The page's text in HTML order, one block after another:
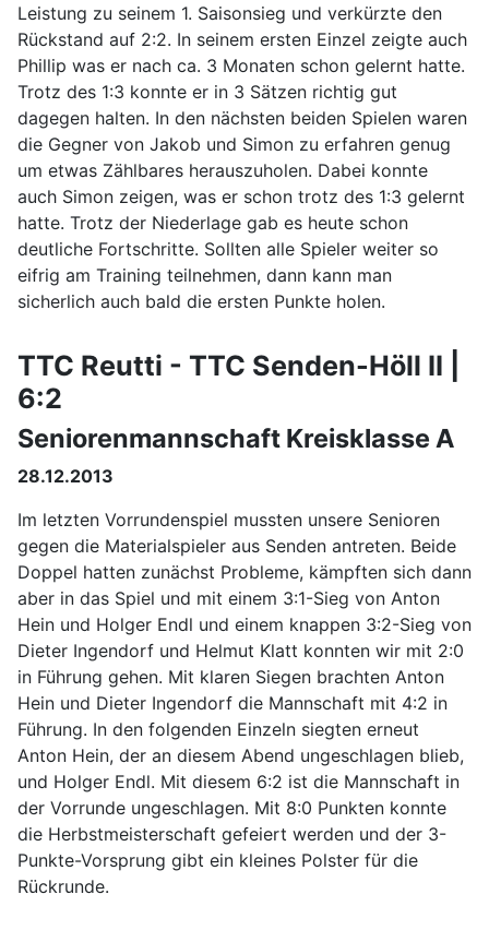
Leistung zu seinem 1. Saisonsieg und verkürzte den
Rückstand auf 2:2. In seinem ersten Einzel zeigte auch
Phillip was er nach ca. 3 Monaten schon gelernt hatte.
Trotz des 1:3 konnte er in 3 Sätzen richtig gut
dagegen halten. In den nächsten beiden Spielen waren
die Gegner von Jakob und Simon zu erfahren genug
um etwas Zählbares herauszuholen. Dabei konnte
auch Simon zeigen, was er schon trotz des 1:3 gelernt
hatte. Trotz der Niederlage gab es heute schon
deutliche Fortschritte. Sollten alle Spieler weiter so
eifrig am Training teilnehmen, dann kann man
sicherlich auch bald die ersten Punkte holen.
TTC Reutti - TTC Senden-Höll II |
6:2
Seniorenmannschaft Kreisklasse A
28.12.2013
Im letzten Vorrundenspiel mussten unsere Senioren
gegen die Materialspieler aus Senden antreten. Beide
Doppel hatten zunächst Probleme, kämpften sich dann
aber in das Spiel und mit einem 3:1-Sieg von Anton
Hein und Holger Endl und einem knappen 3:2-Sieg von
Dieter Ingendorf und Helmut Klatt konnten wir mit 2:0
in Führung gehen. Mit klaren Siegen brachten Anton
Hein und Dieter Ingendorf die Mannschaft mit 4:2 in
Führung. In den folgenden Einzeln siegten erneut
Anton Hein, der an diesem Abend ungeschlagen blieb,
und Holger Endl. Mit diesem 6:2 ist die Mannschaft in
der Vorrunde ungeschlagen. Mit 8:0 Punkten konnte
die Herbstmeisterschaft gefeiert werden und der 3-
Punkte-Vorsprung gibt ein kleines Polster für die
Rückrunde.